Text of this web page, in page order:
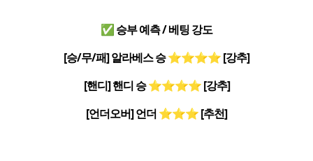
✅ 승부 예측 / 베팅 강도
[승/무/패] 알라베스 승 ⭐⭐⭐⭐ [강추]
[핸디] 핸디 승 ⭐⭐⭐⭐ [강추]
[언더오버] 언더 ⭐⭐⭐ [추천]